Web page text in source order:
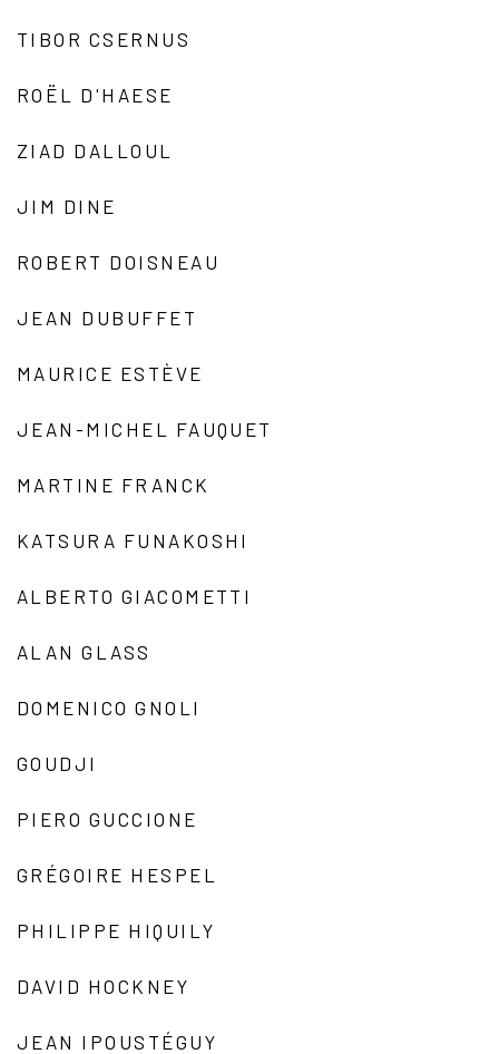
TIBOR CSERNUS
ROËL D'HAESE
ZIAD DALLOUL
JIM DINE
ROBERT DOISNEAU
JEAN DUBUFFET
MAURICE ESTÈVE
JEAN-MICHEL FAUQUET
MARTINE FRANCK
KATSURA FUNAKOSHI
ALBERTO GIACOMETTI
ALAN GLASS
DOMENICO GNOLI
GOUDJI
PIERO GUCCIONE
GRÉGOIRE HESPEL
PHILIPPE HIQUILY
DAVID HOCKNEY
JEAN IPOUSTÉGUY